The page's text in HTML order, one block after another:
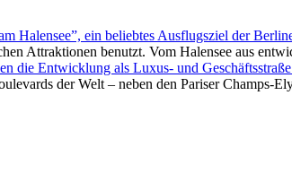
Halensee”, ein beliebtes Ausflugsziel der
Attraktionen benutzt. Vom Halensee aus
die Entwicklung als Luxus- und
der Welt – neben den Pariser Champs-